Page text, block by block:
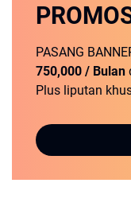
PASANG
750,000 / Bulan
Plus liputan